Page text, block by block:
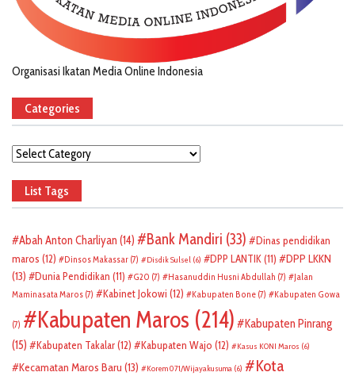
Organisasi Ikatan Media Online Indonesia
Categories
Categories
List Tags
Abah Anton Charliyan (14) Bank Mandiri (33)
Dinas pendidikan
maros (12) Dinsos Makassar (7) Disdik Sulsel (6) DPP LANTIK(11)
DPP LKKN
(13)
Dunia Pendidikan (11) G20 (7) Hasanuddin Husni Abdullah (7)
Jalan
Maminasata Maros (7) Kabinet Jokowi (12) Kabupaten Bone (7) Kabupaten Gowa
(7) Kabupaten Maros (214)
Kabupaten Pinrang
(15)
Kabupaten Takalar(12) Kabupaten Wajo (12) Kasus KONI Maros (6)
Kecamatan Maros Baru (13) Korem 071/Wijayakusuma (6)
Kota